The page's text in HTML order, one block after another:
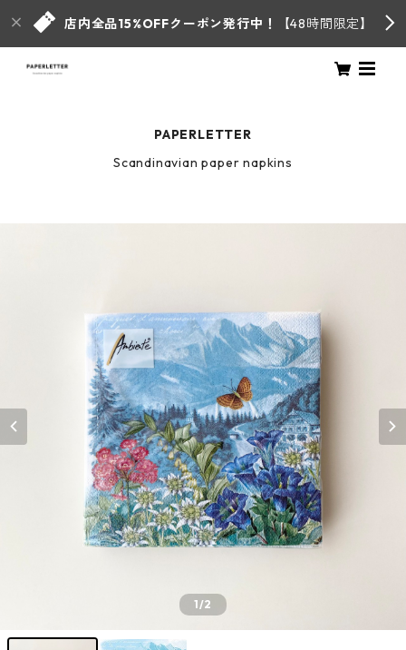
店内全品15%OFFクーポン発行中！ 【48時間限定】
PAPERLETTER
Scandinavian paper napkins
1/2